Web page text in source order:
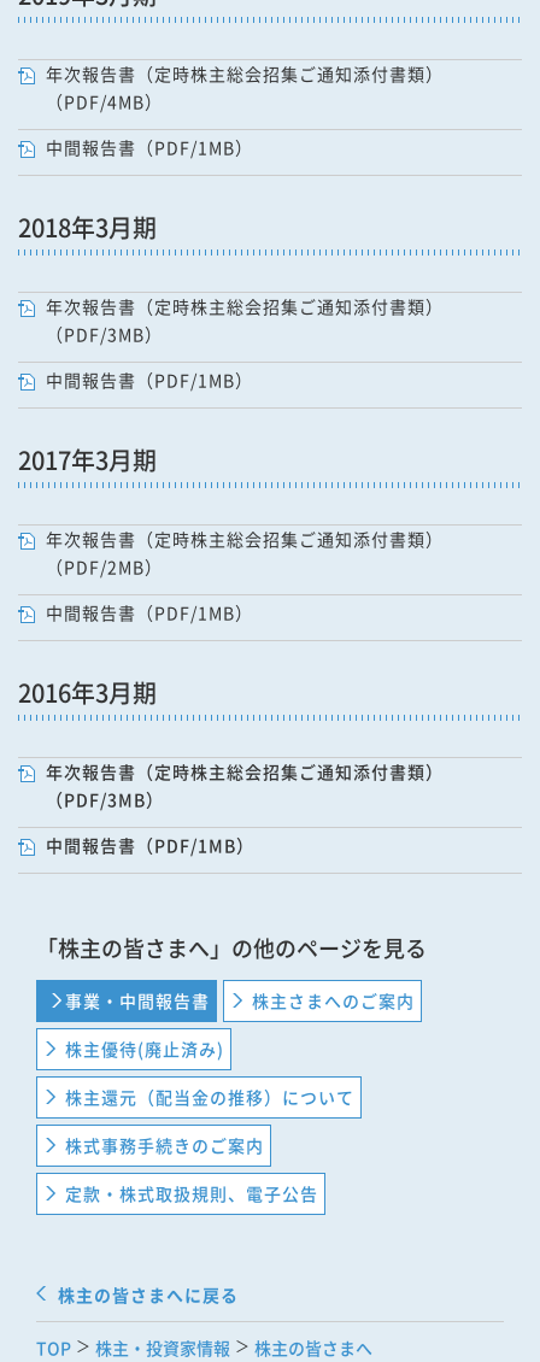
年次報告書（定時株主総会招集ご通知添付書類）
（PDF/4MB）
中間報告書（PDF/1MB）
2018年3月期
年次報告書（定時株主総会招集ご通知添付書類）
（PDF/3MB）
中間報告書（PDF/1MB）
2017年3月期
年次報告書（定時株主総会招集ご通知添付書類）
（PDF/2MB）
中間報告書（PDF/1MB）
2016年3月期
年次報告書（定時株主総会招集ご通知添付書類）
（PDF/3MB）
中間報告書（PDF/1MB）
「株主の皆さまへ」の他のページを見る
事業・中間報告書
株主さまへのご案内
株主優待(廃止済み)
株主還元（配当金の推移）について
株式事務手続きのご案内
定款・株式取扱規則、電子公告
株主の皆さまへに戻る
TOP 株主・投資家情報 株主の皆さまへ